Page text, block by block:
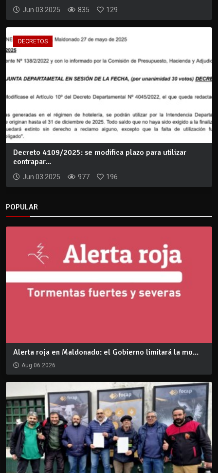
Jun 03 2025 835 129
DECRETOS
Decreto 4109/2025: se modifica plazo para utilizar
contrapar...
Jun 03 2025 977 196
POPULAR
Alerta roja en Maldonado: el Gobierno limitará la mo...
Aug 06 2026